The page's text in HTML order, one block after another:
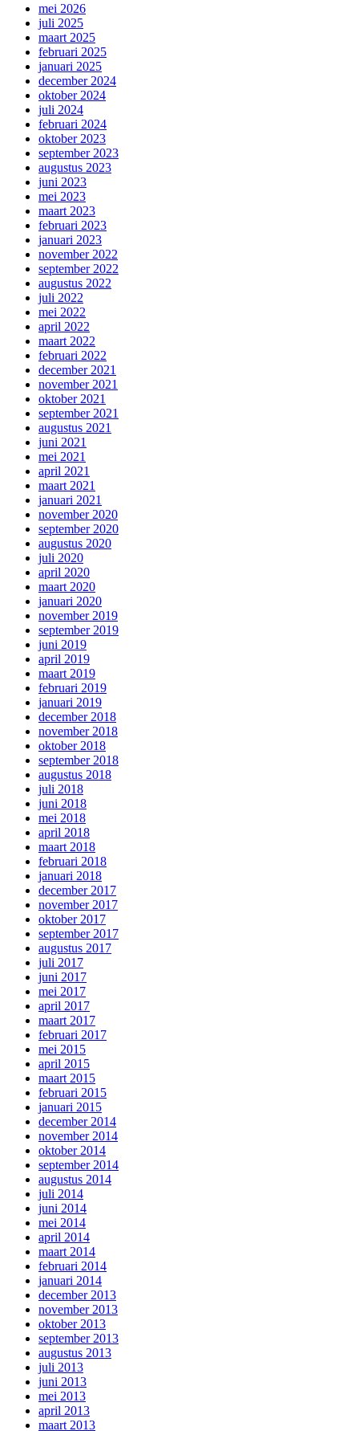
mei 2026
juli 2025
maart 2025
februari 2025
januari 2025
december 2024
oktober 2024
juli 2024
februari 2024
oktober 2023
september 2023
augustus 2023
juni 2023
mei 2023
maart 2023
februari 2023
januari 2023
november 2022
september 2022
augustus 2022
juli 2022
mei 2022
april 2022
maart 2022
februari 2022
december 2021
november 2021
oktober 2021
september 2021
augustus 2021
juni 2021
mei 2021
april 2021
maart 2021
januari 2021
november 2020
september 2020
augustus 2020
juli 2020
april 2020
maart 2020
januari 2020
november 2019
september 2019
juni 2019
april 2019
maart 2019
februari 2019
januari 2019
december 2018
november 2018
oktober 2018
september 2018
augustus 2018
juli 2018
juni 2018
mei 2018
april 2018
maart 2018
februari 2018
januari 2018
december 2017
november 2017
oktober 2017
september 2017
augustus 2017
juli 2017
juni 2017
mei 2017
april 2017
maart 2017
februari 2017
mei 2015
april 2015
maart 2015
februari 2015
januari 2015
december 2014
november 2014
oktober 2014
september 2014
augustus 2014
juli 2014
juni 2014
mei 2014
april 2014
maart 2014
februari 2014
januari 2014
december 2013
november 2013
oktober 2013
september 2013
augustus 2013
juli 2013
juni 2013
mei 2013
april 2013
maart 2013